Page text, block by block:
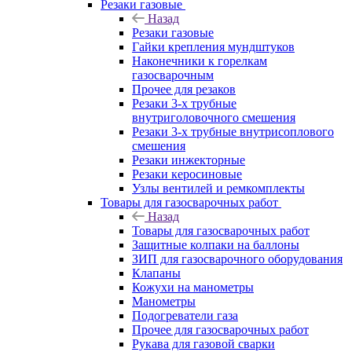
Резаки газовые
Назад
Резаки газовые
Гайки крепления мундштуков
Наконечники к горелкам
газосварочным
Прочее для резаков
Резаки 3-х трубные
внутриголовочного смешения
Резаки 3-х трубные внутрисоплового
смешения
Резаки инжекторные
Резаки керосиновые
Узлы вентилей и ремкомплекты
Товары для газосварочных работ
Назад
Товары для газосварочных работ
Защитные колпаки на баллоны
ЗИП для газосварочного оборудования
Клапаны
Кожухи на манометры
Манометры
Подогреватели газа
Прочее для газосварочных работ
Рукава для газовой сварки